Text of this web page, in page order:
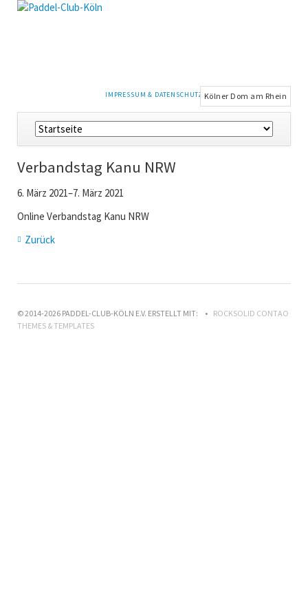
NAVIGATION
IMPRESSUM & DATENSCHUTZ Kölner Dom am Rhein
Navigation
überspringen
Verbandstag Kanu NRW
6. März 2021–7. März 2021
Online Verbandstag Kanu NRW
Zurück
© 2014-2026 PADDEL-CLUB-KÖLN E.V. ERSTELLT MIT:
ROCKSOLID CONTAO
THEMES & TEMPLATES